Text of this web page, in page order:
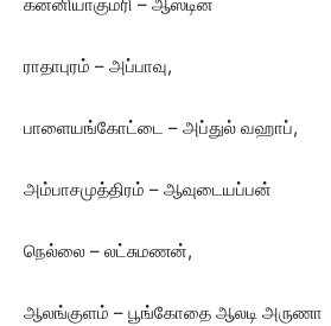
ராதாபுரம் – அப்பாவு,
பாளையங்கோட்டை – அப்துல் வஹாப்,
அம்பாசமுத்திரம் – ஆவுடையப்பன்
நெல்லை – லட்சுமணன்,
ஆலங்குளம் – பூங்கோதை ஆலடி அருணா